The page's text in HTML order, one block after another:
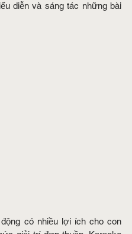
diễn và sáng tác những bài
có nhiều lợi ích cho con